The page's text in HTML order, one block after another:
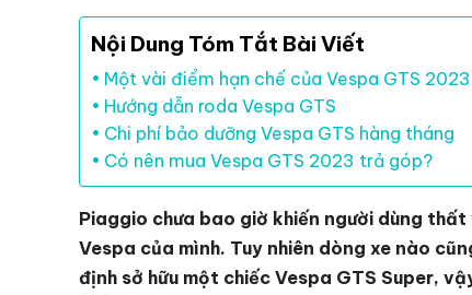
Nội Dung Tóm Tắt Bài Viết
Một vài điểm hạn chế của Vespa GTS 2023
Hướng dẫn roda Vespa GTS
Chi phí bảo dưỡng Vespa GTS hàng tháng
Có nên mua Vespa GTS 2023 trả góp?
Piaggio chưa bao giờ khiến người dùng
Vespa của mình. Tuy nhiên dòng xe nào
định sở hữu một chiếc Vespa GTS Super,